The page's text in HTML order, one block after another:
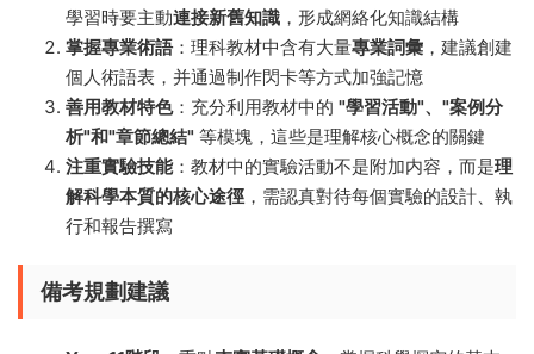
學習時要主動連接新舊知識 ，形成網絡化知識結構
掌握專業術語：理科教材中含有大量專業詞彙 ，建議創建
個人術語表，并通過制作閃卡等方式加強記憶
善用教材特色：充分利用教材中的 "學習活動"、"案例分
析"和"章節總結" 等模塊，這些是理解核心概念的關鍵
注重實驗技能：教材中的實驗活動不是附加内容，而是理
解科學本質的核心途徑 ，需認真對待每個實驗的設計、執
行和報告撰寫
備考規劃建議